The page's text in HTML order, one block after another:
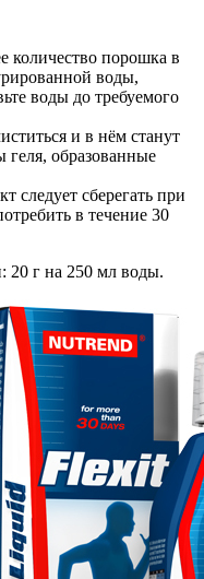
количество порошка в
воды,
воды до требуемого
и в нём станут
геля, образованные
следует сберегать при
в течение 30
20 г на 250 мл воды.